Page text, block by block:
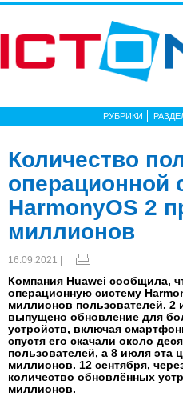
РУБРИКИ
Количество
операционной
HarmonyOS 2
миллионов
16.09.2021 |
Компания Huawei сообщила,
операционную систему
миллионов пользователей. 2
выпущено обновление для
устройств, включая
спустя его скачали около
пользователей, а 8 июля эта
миллионов. 12 сентября,
количество обновлённых
миллионов.